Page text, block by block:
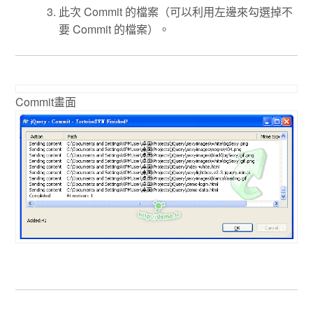
此次 Commit 的檔案（可以利用左邊來勾選掉不
要 Commit 的檔案）。
Commit畫面